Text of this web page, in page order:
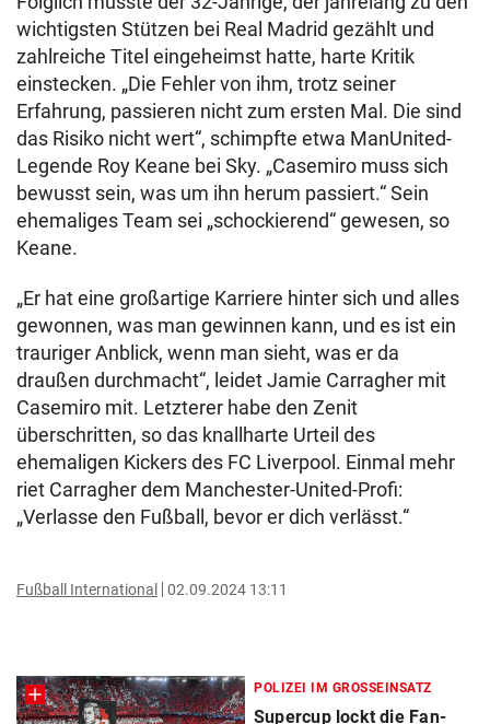
wichtigsten Stützen bei Real Madrid gezählt und
zahlreiche Titel eingeheimst hatte, harte Kritik
einstecken. „Die Fehler von ihm, trotz seiner
Erfahrung, passieren nicht zum ersten Mal. Die sind
das Risiko nicht wert“, schimpfte etwa ManUnited-
Legende Roy Keane bei Sky. „Casemiro muss sich
bewusst sein, was um ihn herum passiert.“ Sein
ehemaliges Team sei „schockierend“ gewesen, so
Keane.
„Er hat eine großartige Karriere hinter sich und alles
gewonnen, was man gewinnen kann, und es ist ein
trauriger Anblick, wenn man sieht, was er da
draußen durchmacht“, leidet Jamie Carragher mit
Casemiro mit. Letzterer habe den Zenit
überschritten, so das knallharte Urteil des
ehemaligen Kickers des FC Liverpool. Einmal mehr
riet Carragher dem Manchester-United-Profi:
„Verlasse den Fußball, bevor er dich verlässt.“
Fußball International 02.09.2024 13:11
POLIZEI IM GROSSEINSATZ
Supercup lockt die Fan-